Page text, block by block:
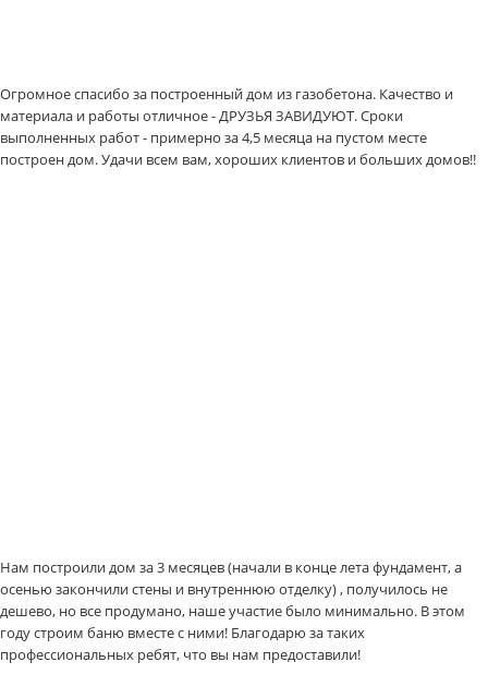
Огромное спасибо за построенный дом из газобетона. Качество и
материала и работы отличное - ДРУЗЬЯ ЗАВИДУЮТ. Сроки
выполненных работ - примерно за 4,5 месяца на пустом месте
построен дом. Удачи всем вам, хороших клиентов и больших домов!!
Нам построили дом за 3 месяцев (начали в конце лета фундамент, а
осенью закончили стены и внутреннюю отделку) , получилось не
дешево, но все продумано, наше участие было минимально. В этом
году строим баню вместе с ними! Благодарю за таких
профессиональных ребят, что вы нам предоставили!